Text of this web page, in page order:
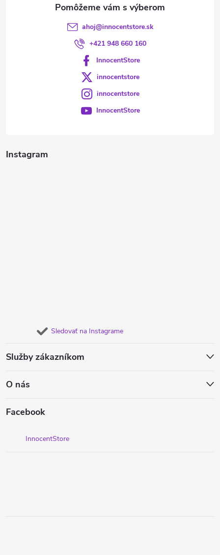
Instagram
Sledovať na Instagrame
Služby zákazníkom
O nás
Facebook
InnocentStore
ahoj@innocentstore.sk
+421 948 660 160
InnocentStore
innocentstore
innocentstore
InnocentStore